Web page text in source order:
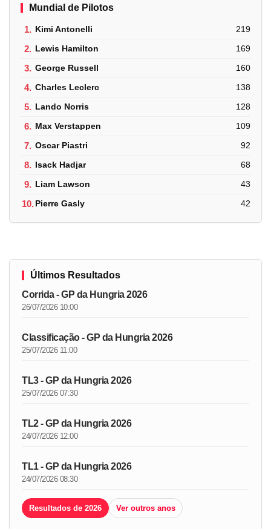
Mundial de Pilotos
1. Kimi Antonelli 219
2. Lewis Hamilton 169
3. George Russell 160
4. Charles Leclerc 138
5. Lando Norris 128
6. Max Verstappen 109
7. Oscar Piastri 92
8. Isack Hadjar 68
9. Liam Lawson 43
10.Pierre Gasly 42
Últimos Resultados
Corrida - GP da Hungria 2026
26/07/2026 10:00
Classificação - GP da Hungria 2026
25/07/2026 11:00
TL3 - GP da Hungria 2026
25/07/2026 07:30
TL2 - GP da Hungria 2026
24/07/2026 12:00
TL1 - GP da Hungria 2026
24/07/2026 08:30
Resultados de 2026 Ver outros anos